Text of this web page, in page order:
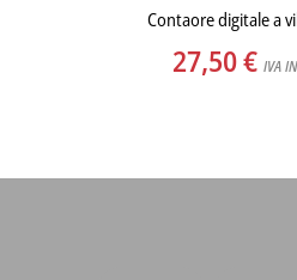
Contaore digitale a
27,50€ IVA